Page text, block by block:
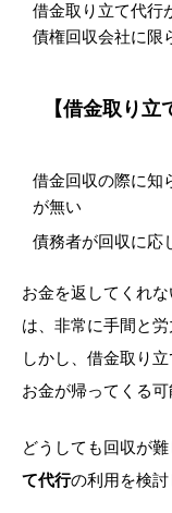
借金取り立て代行
債権回収会社に限
【借金取り立
借金回収の際に知
が無い
債務者が回収に応
お金を返してくれ
は、非常に手間と労
しかし、借金取り
お金が帰ってくる可
どうしても回収が
て代行の利用を検討